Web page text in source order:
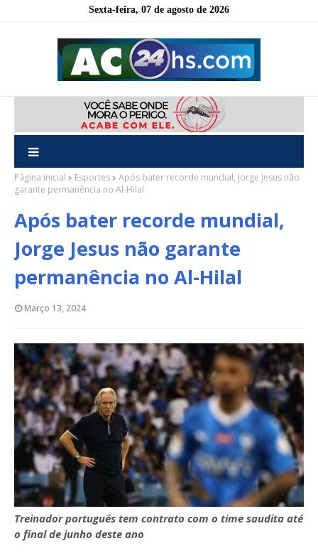
Sexta-feira, 07 de agosto de 2026
Página inicial Esportes
Após bater recorde mundial, Jorge Jesus não
garante permanência no Al-Hilal
Após bater recorde mundial,
Jorge Jesus não garante
permanência no Al-Hilal
Março 13, 2024
Treinador português tem contrato com o time saudita até
o final de junho deste ano